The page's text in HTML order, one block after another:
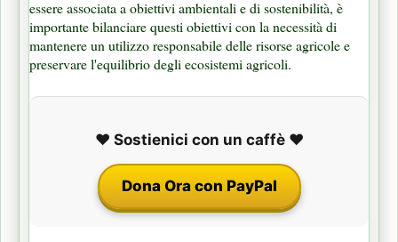
essere associata a obiettivi ambientali e di sostenibilità, è
importante bilanciare questi obiettivi con la necessità di
mantenere un utilizzo responsabile delle risorse agricole e
preservare l'equilibrio degli ecosistemi agricoli.
❤️ Sostienici con un caffè ❤️
Dona Ora con PayPal